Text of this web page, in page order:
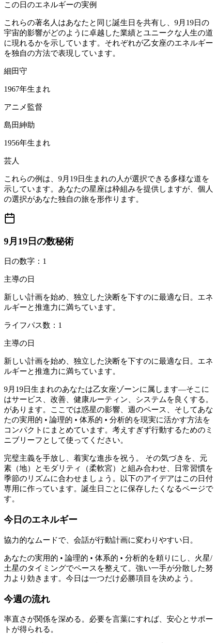
この日のエネルギーの実例
これらの著名人はあなたと同じ誕生日を共有し、9月19日の
宇宙的影響がどのように卓越した業績とユニークな人生の道
に現れるかを示しています。それぞれが乙女座のエネルギー
を独自の方法で表現しています。
細田守
1967年生まれ
アニメ監督
島田紳助
1956年生まれ
芸人
これらの例は、9月19日生まれの人が選択できる多様な道を
示しています。あなたの星座は枠組みを提供しますが、個人
の選択があなた独自の旅を形作ります。
9月19日の数秘術
日の数字：1
主導の日
新しい計画を始め、独立した決断を下すのに最適な日。エネ
ルギーと推進力に満ちています。
ライフパス数：1
主導の日
新しい計画を始め、独立した決断を下すのに最適な日。エネ
ルギーと推進力に満ちています。
9月19日生まれのあなたは乙女座ゾーンに属します—そこに
はサービス、改善、健康ルーティン、システムを良くする。
があります。ここでは惑星の影響、週のペース、そしてあな
たの実用的 • 論理的 • 体系的 • 分析的を現実に活かす方法を
コンパクトにまとめています。考えすぎず行動するためのミ
ニブリーフとして使ってください。
完璧主義を手放し、着実な進歩を祝う。 その気づきを、元
素（地）とモダリティ（柔軟宮）と組み合わせ、日常習慣を
季節のリズムに合わせましょう。以下のアイデアはこの日付
専用に作っています。誕生日ごとに保存したくなるページで
す。
今日のエネルギー
協力的なムードで、会話が行動計画に変わりやすい日。
あなたの実用的 • 論理的 • 体系的 • 分析的を頼りにし、火星/
土星のタイミングでペースを整えて。強い一手が分散した努
力より効きます。今日は一つだけ必勝項目を決めよう。
今週の流れ
率直さが関係を深める。必要を言葉にすれば、安心とサポー
トが得られる。